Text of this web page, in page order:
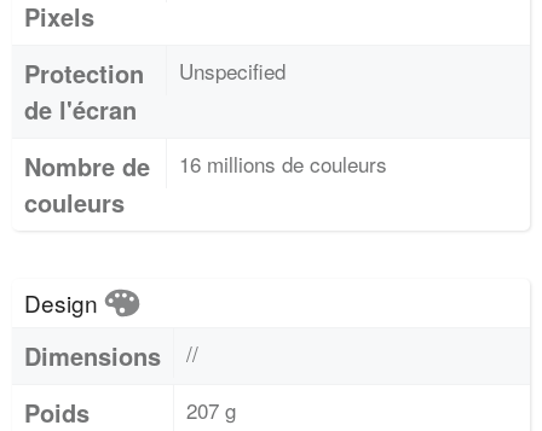
Pixels
Protection
de l'écran
Unspecified
Nombre de
couleurs
16 millions de couleurs
Design
Dimensions //
Poids 207 g